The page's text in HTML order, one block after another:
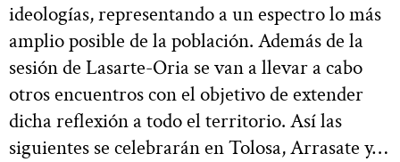
ideologías, representando a un espectro lo más
amplio posible de la población. Además de la
sesión de Lasarte-Oria se van a llevar a cabo
otros encuentros con el objetivo de extender
dicha reflexión a todo el territorio. Así las
siguientes se celebrarán en Tolosa, Arrasate y…